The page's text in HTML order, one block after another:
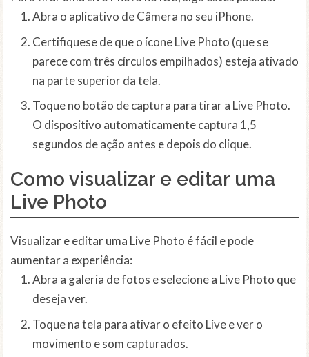
Abra o aplicativo de Câmera no seu iPhone.
Certifiquese de que o ícone Live Photo (que se
parece com três círculos empilhados) esteja ativado
na parte superior da tela.
Toque no botão de captura para tirar a Live Photo.
O dispositivo automaticamente captura 1,5
segundos de ação antes e depois do clique.
Como visualizar e editar uma
Live Photo
Visualizar e editar uma Live Photo é fácil e pode
aumentar a experiência:
Abra a galeria de fotos e selecione a Live Photo que
deseja ver.
Toque na tela para ativar o efeito Live e ver o
movimento e som capturados.